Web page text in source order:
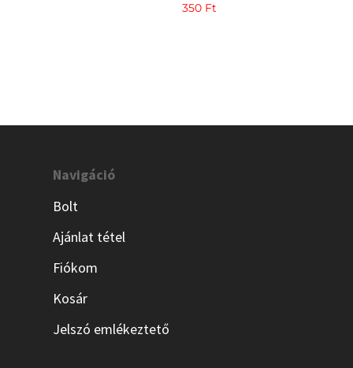
350 Ft
Navigáció
Bolt
Ajánlat tétel
Fiókom
Kosár
Jelszó emlékeztető